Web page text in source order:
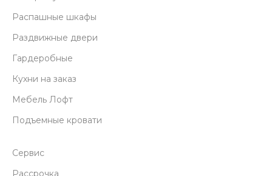
Распашные шкафы
Раздвижные двери
Гардеробные
Кухни на заказ
Мебель Лофт
Подъемные кровати
Сервис
Рассрочка